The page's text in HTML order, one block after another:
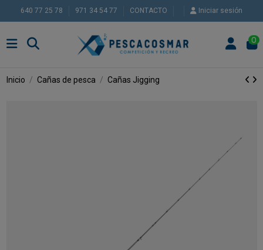
640 77 25 78 971 34 54 77 CONTACTO Iniciar sesión
0
Inicio Cañas de pesca Cañas Jigging